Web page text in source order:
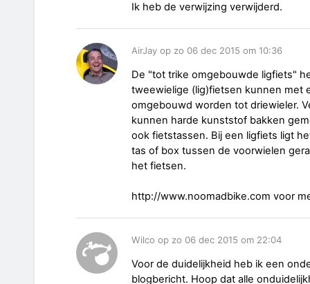
Ik heb de verwijzing verwijderd.
AirJay op zo 06 dec 2015 om 10:36
De "tot trike omgebouwde ligfiets"
tweewielige (lig)fietsen kunnen met
omgebouwd worden tot driewieler.
kunnen harde kunststof bakken
ook fietstassen. Bij een ligfiets ligt
tas of box tussen de voorwielen
het fietsen.
http://www.noomadbike.com voor
Wilco op zo 06 dec 2015 om 22:04
Voor de duidelijkheid heb ik een
blogbericht. Hoop dat alle